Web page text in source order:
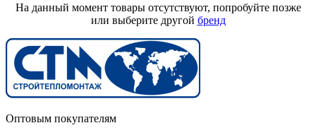
На данный момент товары отсутствуют, попробуйте позже
или выберите другой бренд
Оптовым покупателям